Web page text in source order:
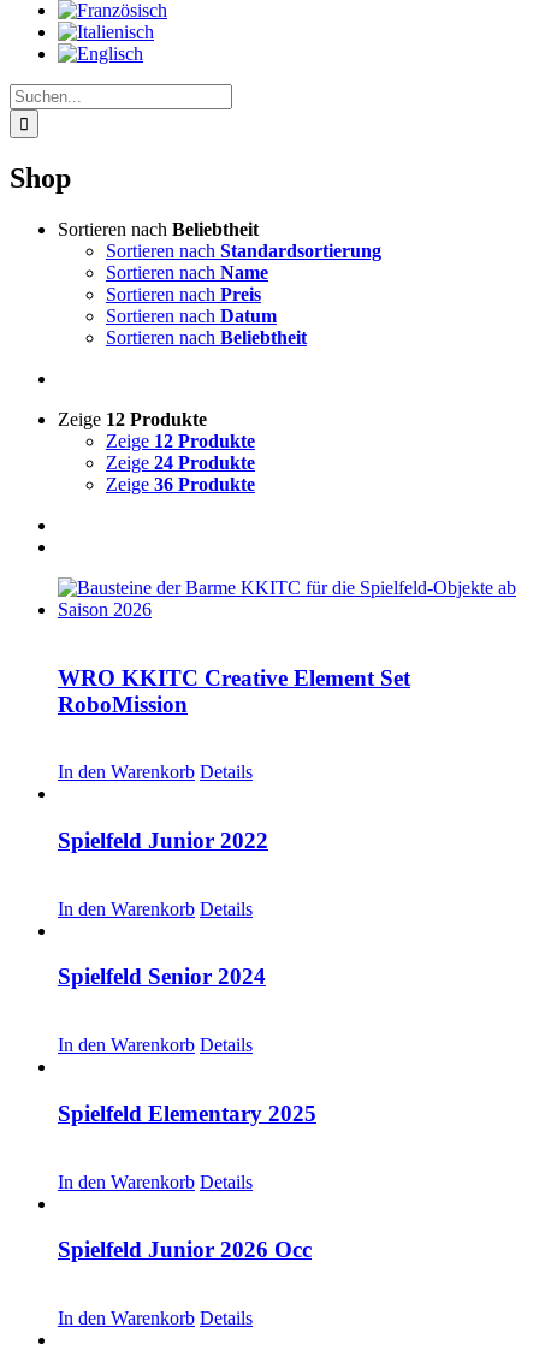
Suche
nach:
Shop
Sortieren nach Beliebtheit
Sortieren nach Standardsortierung
Sortieren nach Name
Sortieren nach Preis
Sortieren nach Datum
Sortieren nach Beliebtheit
Zeige 12 Produkte
Zeige 12 Produkte
Zeige 24 Produkte
Zeige 36 Produkte
WRO KKITC Creative Element Set
RoboMission
In den Warenkorb Details
Spielfeld Junior 2022
In den Warenkorb Details
Spielfeld Senior 2024
In den Warenkorb Details
Spielfeld Elementary 2025
In den Warenkorb Details
Spielfeld Junior 2026 Occ
In den Warenkorb Details